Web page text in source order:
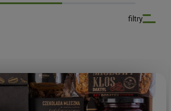
filtry